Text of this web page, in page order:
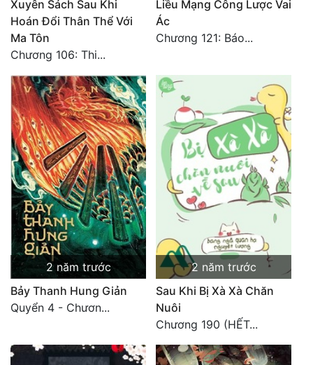
Xuyên Sách Sau Khi
Hoán Đổi Thân Thể Với
Ma Tôn
Chương 106: Thi...
Liều Mạng Công Lược Vai
Ác
Chương 121: Báo...
2 năm trước
Bảy Thanh Hung Giản
Quyển 4 - Chươn...
2 năm trước
Sau Khi Bị Xà Xà Chăn
Nuôi
Chương 190 (HẾT...